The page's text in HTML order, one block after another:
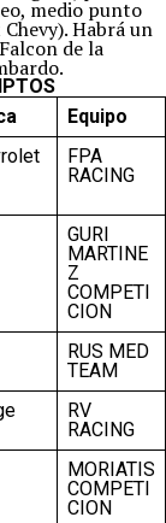
medio punto
Habrá un
de la
Equipo
FPA
RACING
GURI
MARTINE
Z
COMPETI
CION
RUS MED
TEAM
RV
RACING
MORIATIS
COMPETI
CION